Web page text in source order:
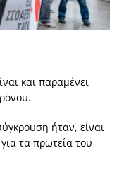
και παραμένει
ήταν, είναι
για τα πρωτεία του